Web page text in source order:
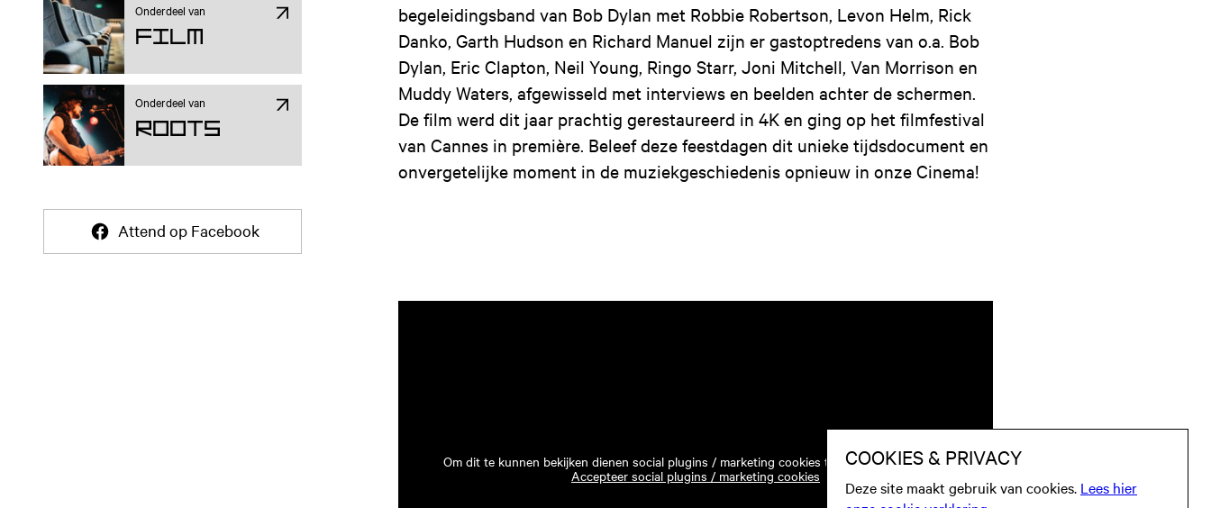
Onderdeel van
Film
Onderdeel van
ROOTS
Attend op Facebook
begeleidingsband van Bob Dylan met Robbie Robertson, Levon Helm, Rick
Danko, Garth Hudson en Richard Manuel zijn er gastoptredens van o.a. Bob
Dylan, Eric Clapton, Neil Young, Ringo Starr, Joni Mitchell, Van Morrison en
Muddy Waters, afgewisseld met interviews en beelden achter de schermen.
De film werd dit jaar prachtig gerestaureerd in 4K en ging op het filmfestival
van Cannes in première. Beleef deze feestdagen dit unieke tijdsdocument en
onvergetelijke moment in de muziekgeschiedenis opnieuw in onze Cinema!
Om dit te kunnen bekijken dienen social plugins / marketing cookies te worden toegestaan.
Accepteer social plugins / marketing cookies